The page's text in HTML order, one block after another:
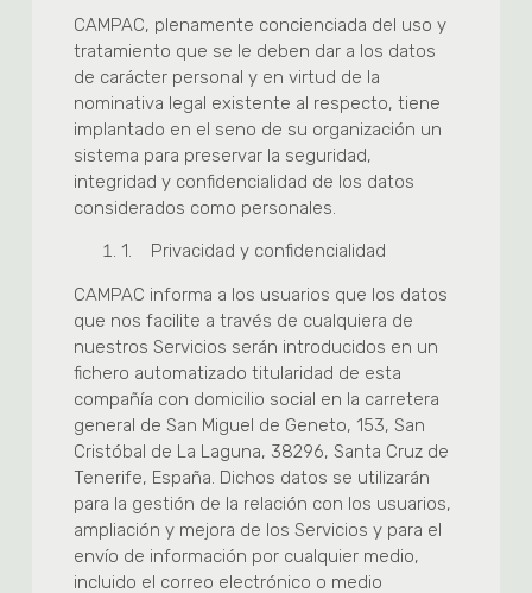
CAMPAC, plenamente concienciada del uso y
tratamiento que se le deben dar a los datos
de carácter personal y en virtud de la
nominativa legal existente al respecto, tiene
implantado en el seno de su organización un
sistema para preservar la seguridad,
integridad y confidencialidad de los datos
considerados como personales.
1. Privacidad y confidencialidad
CAMPAC informa a los usuarios que los datos
que nos facilite a través de cualquiera de
nuestros Servicios serán introducidos en un
fichero automatizado titularidad de esta
compañía con domicilio social en la carretera
general de San Miguel de Geneto, 153, San
Cristóbal de La Laguna, 38296, Santa Cruz de
Tenerife, España. Dichos datos se utilizarán
para la gestión de la relación con los usuarios,
ampliación y mejora de los Servicios y para el
envío de información por cualquier medio,
incluido el correo electrónico o medio